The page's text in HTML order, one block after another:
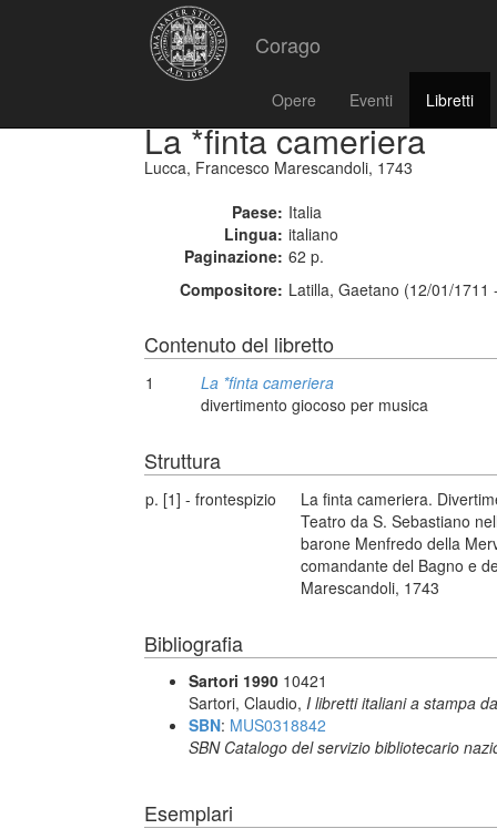
Corago
Opere Eventi Libretti
La *finta cameriera
Lucca, Francesco Marescandoli, 1743
Paese: Italia
Lingua: italiano
Paginazione: 62 p.
Compositore: Latilla, Gaetano (12/01/1711
Contenuto del libretto
1
La *finta cameriera
divertimento giocoso per musica
Struttura
p. [1] - frontespizio
La finta cameriera.
Teatro da S. Sebastiano
barone Menfredo della
comandante del Bagno e
Marescandoli, 1743
Bibliografia
Sartori 1990 10421
Sartori, Claudio, I libretti italiani a stampa
SBN: MUS0318842
SBN Catalogo del servizio bibliotecario
Esemplari